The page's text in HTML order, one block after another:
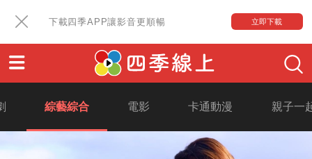
下載四季APP讓影音更順暢 立即下載
綜藝綜合 電影 卡通動漫 親子一